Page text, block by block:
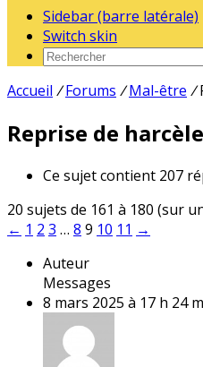
Sidebar (barre latérale)
Switch skin
Accueil / Forums / Mal-être /
Reprise de
Ce sujet contient 207
20 sujets de 161 à 180 (sur
← 1 2 3 … 8 9 10 11 →
Auteur
Messages
8 mars 2025 à 17 h 24